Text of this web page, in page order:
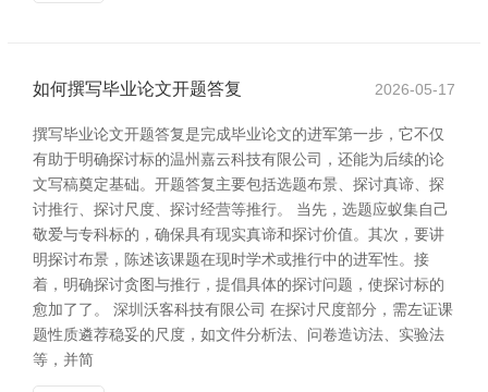
如何撰写毕业论文开题答复 2026-05-17
撰写毕业论文开题答复是完成毕业论文的进军第一步，它不仅
有助于明确探讨标的温州嘉云科技有限公司，还能为后续的论
文写稿奠定基础。开题答复主要包括选题布景、探讨真谛、探
讨推行、探讨尺度、探讨经营等推行。 当先，选题应蚁集自己
敬爱与专科标的，确保具有现实真谛和探讨价值。其次，要讲
明探讨布景，陈述该课题在现时学术或推行中的进军性。接
着，明确探讨贪图与推行，提倡具体的探讨问题，使探讨标的
愈加了了。 深圳沃客科技有限公司 在探讨尺度部分，需左证课
题性质遴荐稳妥的尺度，如文件分析法、问卷造访法、实验法
等，并简